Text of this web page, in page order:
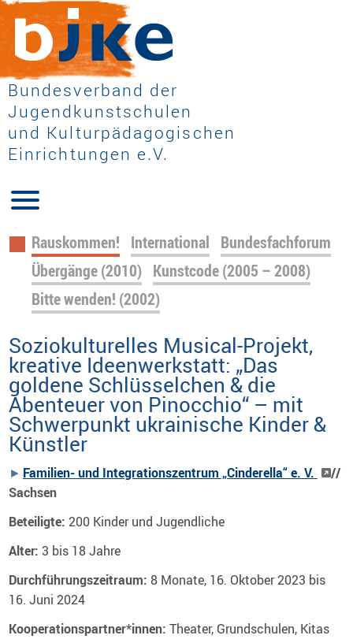
Bundesverband der
Jugendkunstschulen
und Kulturpädagogischen
Einrichtungen e.V.
Navigation
überspringen
Rauskommen! International Bundesfachforum
Übergänge (2010) Kunstcode (2005 – 2008)
Bitte wenden! (2002)
Soziokulturelles Musical-Projekt,
kreative Ideenwerkstatt: „Das
goldene Schlüsselchen & die
Abenteuer von Pinocchio“ – mit
Schwerpunkt ukrainische Kinder &
Künstler
Familien- und Integrationszentrum „Cinderella“ e. V.
//
Sachsen
Beteiligte:200 Kinder und Jugendliche
Alter: 3 bis 18 Jahre
Durchführungszeitraum:8 Monate, 16. Oktober 2023 bis
16. Juni 2024
Kooperationspartner*innen:Theater, Grundschulen, Kitas